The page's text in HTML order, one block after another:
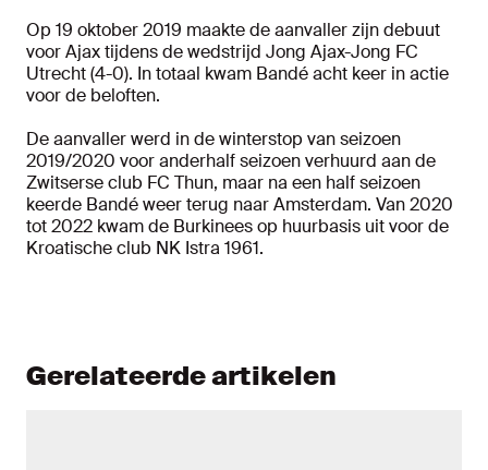
Op 19 oktober 2019 maakte de aanvaller zijn debuut
voor Ajax tijdens de wedstrijd Jong Ajax-Jong FC
Utrecht (4-0). In totaal kwam Bandé acht keer in actie
voor de beloften.
De aanvaller werd in de winterstop van seizoen
2019/2020 voor anderhalf seizoen verhuurd aan de
Zwitserse club FC Thun, maar na een half seizoen
keerde Bandé weer terug naar Amsterdam. Van 2020
tot 2022 kwam de Burkinees op huurbasis uit voor de
Kroatische club NK Istra 1961.
Gerelateerde artikelen